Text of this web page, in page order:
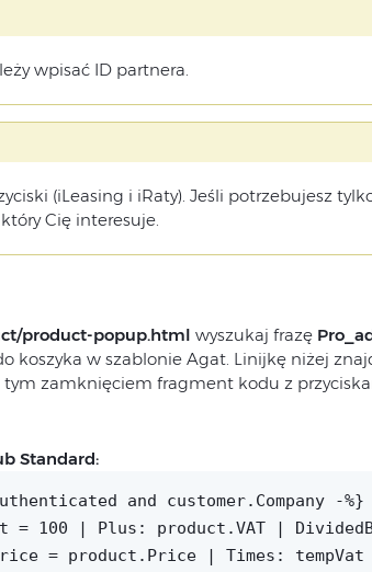
wpisać ID partnera.
(iLeasing i iRaty). Jeśli potrzebujesz
Cię interesuje.
product-popup.html wyszukaj frazę
koszyka w szablonie Agat. Linijkę niżej
tym zamknięciem fragment kodu z
Standard:
and customer.Company -%}
= 100 | Plus: product.VAT |
= product.Price | Times: tempVat